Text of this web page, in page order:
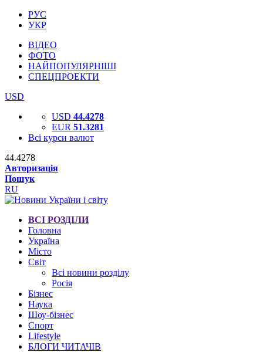
РУС
УКР
ВІДЕО
ФОТО
НАЙПОПУЛЯРНІШІ
СПЕЦПРОЕКТИ
USD
USD 44.4278
EUR 51.3281
Всі курси валют
44.4278
Авторизація
Пошук
RU
ВСІ РОЗДІЛИ
Головна
Україна
Місто
Світ
Всі новини розділу
Росія
Бізнес
Наука
Шоу-бізнес
Спорт
Lifestyle
БЛОГИ ЧИТАЧІВ